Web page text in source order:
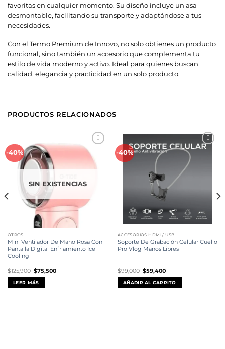
favoritas en cualquier momento. Su diseño incluye un asa
desmontable, facilitando su transporte y adaptándose a tus
necesidades.
Con el Termo Premium de Innovo, no solo obtienes un producto
funcional, sino también un accesorio que complementa tu
estilo de vida moderno y activo. Ideal para quienes buscan
calidad, elegancia y practicidad en un solo producto.
PRODUCTOS RELACIONADOS
-40%
Añadir
a la
lista de
SIN EXISTENCIAS
OTROS
Mini Ventilador De Mano Rosa Con
Pantalla Digital Enfriamiento Ice
Cooling
$125,900 El
precio
original
era:
$125,900.
$75,500El
LEER MÁS
-40%
Añadir
ACCESORIOS HDMI / USB
Soporte De Grabación Celular Cuello
Pro Vlog Manos Libres
$99,000 El
precio
original
era:
$99,000.
$59,400El
actual
es:
$59,400.
AÑADIR AL CARRITO